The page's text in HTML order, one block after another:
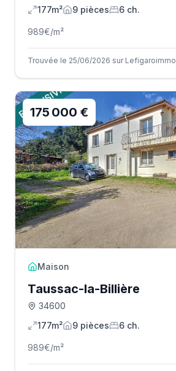
177m²
9 pièces 6 ch.
989€/m²
Trouvée le 25/06/2026 sur Lefigaroimmo
175 000 €
Maison
Taussac-la-Billière
34600
177m²
9 pièces 6 ch.
989€/m²